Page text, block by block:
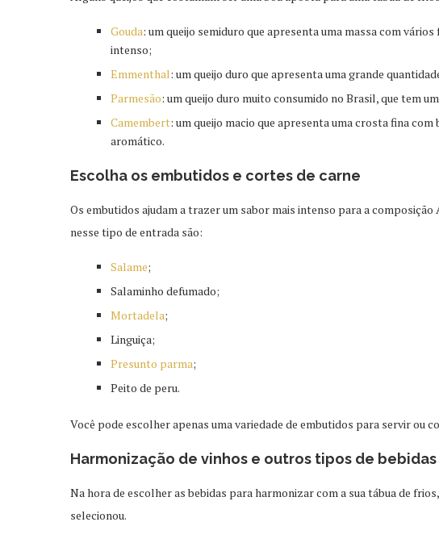
Gouda: um queijo semiduro que apresenta uma massa com
intenso;
Emmenthal: um queijo duro que apresenta uma grande
Parmesão: um queijo duro muito consumido no Brasil, que tem
Camembert: um queijo macio que apresenta uma crosta fina
aromático.
Escolha os embutidos e cortes de carne
Os embutidos ajudam a trazer um sabor mais intenso para a
nesse tipo de entrada são:
Salame;
Salaminho defumado;
Mortadela;
Linguiça;
Presunto parma;
Peito de peru.
Você pode escolher apenas uma variedade de embutidos para servir ou
Harmonização de vinhos e outros tipos de bebidas
Na hora de escolher as bebidas para harmonizar com a sua tábua de
selecionou.